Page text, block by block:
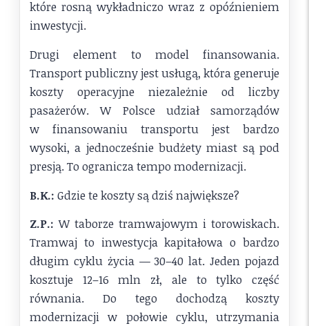
które rosną wykładniczo wraz z opóźnieniem
inwestycji.
Drugi element to model finansowania.
Transport publiczny jest usługą, która generuje
koszty operacyjne niezależnie od liczby
pasażerów. W Polsce udział samorządów
w finansowaniu transportu jest bardzo
wysoki, a jednocześnie budżety miast są pod
presją. To ogranicza tempo modernizacji.
B.K.: Gdzie te koszty są dziś największe?
Z.P.: W taborze tramwajowym i torowiskach.
Tramwaj to inwestycja kapitałowa o bardzo
długim cyklu życia — 30–40 lat. Jeden pojazd
kosztuje 12–16 mln zł, ale to tylko część
równania. Do tego dochodzą koszty
modernizacji w połowie cyklu, utrzymania